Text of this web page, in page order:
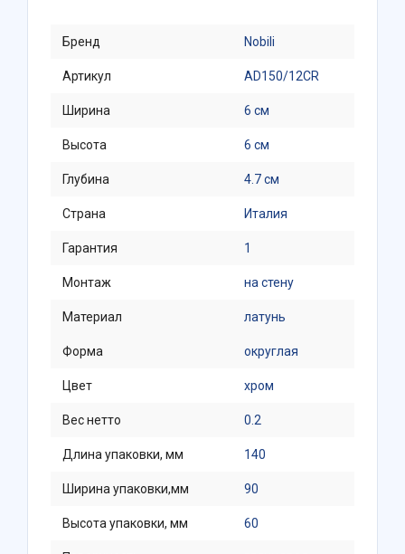
Бренд Nobili
Артикул AD150/12CR
Ширина 6 см
Высота 6 см
Глубина 4.7 см
Страна Италия
Гарантия 1
Монтаж на стену
Материал латунь
Форма округлая
Цвет хром
Вес нетто 0.2
Длина упаковки, мм 140
Ширина упаковки,мм 90
Высота упаковки, мм 60